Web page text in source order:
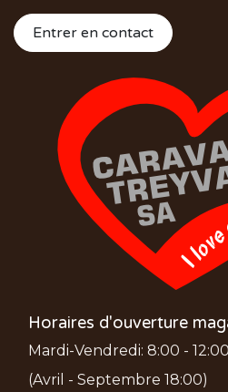
Entrer en contact
Horaires d'ouverture
Mardi-Vendredi: 8:00 -
(Avril - Septembre 18:00)